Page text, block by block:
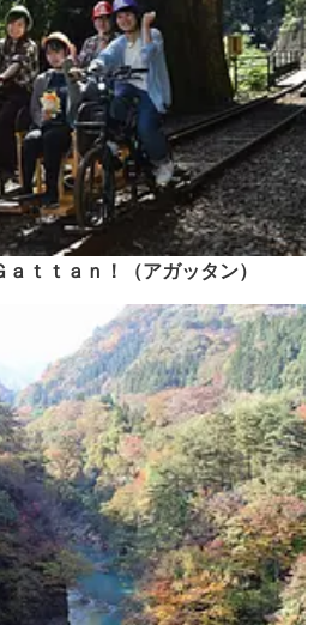
ｔｔａｎ！（アガッタン）